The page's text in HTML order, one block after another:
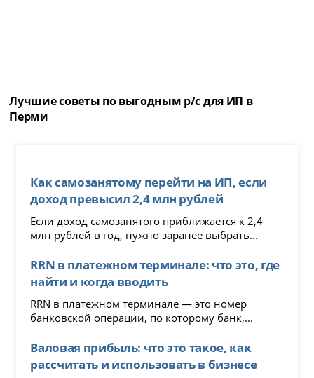
Лучшие советы по выгодным р/с для ИП в
Перми
Как самозанятому перейти на ИП, если
доход превысил 2,4 млн рублей
Если доход самозанятого приближается к 2,4
млн рублей в год, нужно заранее выбрать...
RRN в платежном терминале: что это, где
найти и когда вводить
RRN в платежном терминале — это номер
банковской операции, по которому банк,...
Валовая прибыль: что это такое, как
рассчитать и использовать в бизнесе